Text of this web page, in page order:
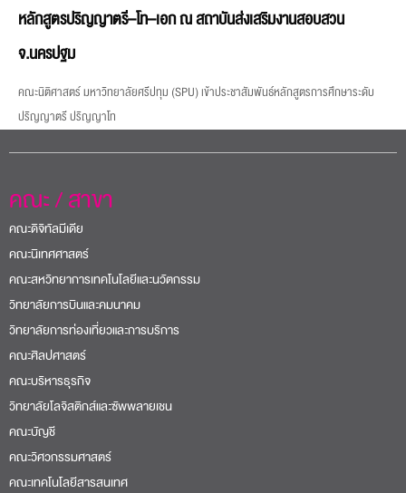
หลักสูตรปริญญาตรี–โท–เอก ณ สถาบันส่งเสริมงานสอบสวน
จ.นครปฐม
คณะนิติศาสตร์ มหาวิทยาลัยศรีปทุม (SPU) เข้าประชาสัมพันธ์หลักสูตรการศึกษาระดับ
ปริญญาตรี ปริญญาโท
คณะ / สาขา
คณะดิจิทัลมีเดีย
คณะนิเทศศาสตร์
คณะสหวิทยาการเทคโนโลยีและนวัตกรรม
วิทยาลัยการบินและคมนาคม
วิทยาลัยการท่องเที่ยวและการบริการ
คณะศิลปศาสตร์
คณะบริหารธุรกิจ
วิทยาลัยโลจิสติกส์และซัพพลายเชน
คณะบัญชี
คณะวิศวกรรมศาสตร์
คณะเทคโนโลยีสารสนเทศ